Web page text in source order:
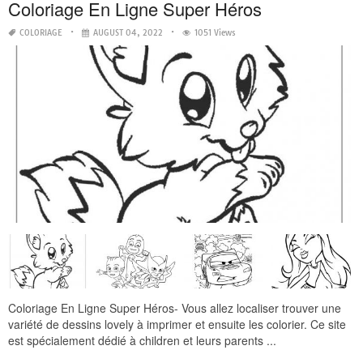
Coloriage En Ligne Super Héros
COLORIAGE AUGUST 04, 2022 1051 Views
Coloriage En Ligne Super Héros- Vous allez localiser trouver une
variété de dessins lovely à imprimer et ensuite les colorier. Ce site
est spécialement dédié à children et leurs parents ...